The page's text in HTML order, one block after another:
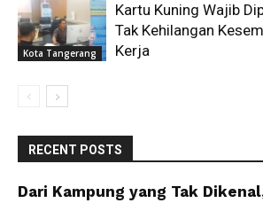
Kota Tangerang
Kartu Kuning Wajib
Tak Kehilangan
Kerja
RECENT POSTS
Dari Kampung yang Tak